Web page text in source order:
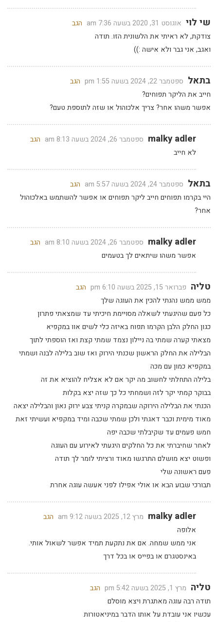
שי לוי אוגוסט 31, 2020 בשעה 7:36 am
הגב
צודקת, לא ראיתי את הלשונית הזו. תודה
ואגב, אני גבר ולא אישה :))
בתאל ספטמבר 22, 2024 בשעה 1:55 pm
הגב
חייב את הליקר תפוחים?
אפשר משהו אחר? צריך אלכוהול או שזה לתוספת טעם?
malky adler ספטמבר 26, 2024 בשעה 8:13 am
הגב
לא חייב
בתאל ספטמבר 24, 2024 בשעה 5:57 am
הגב
היי בקרמו תפוחים חייב ליקר תפוחים או אפשר להשתמש באלכוהול
אחר?
malky adler ספטמבר 26, 2024 בשעה 8:10 am
הגב
אפשר משהו שיתאים לך בטעמים
טליה פברואר 15, 2025 בשעה 6:10 pm
הגב
ממש ממש נהנתי להכין את העוגה שלך
כל פעם שהיגעתי לשאלה מסויימת חיכיתי עד שמצאתי פתרון
כגון החלק הלבן הקרמו תפוח באיזה כלי לשים אוו במקפיא
מצאתי קערה שמתי בה ניילון נצמד שמתי קצת ואז הוספתי לתוך
הבלילה את החלק הראשון שכנתי הירוק ואז שוב בלילה לבנה ושמתי
במקפיא כמון עם מכה
בלילה התחלתי לחשוב מה יקר אם לא אצליח להוציא את זה
בבוקר קמתי יקר לזה ושמחתי כל כך שזה יצא בקלות
הכנתי את הבלילה הירוקה שבמקרה קניתי צבע ירוק נאון והבלילה יצאה
מאוד מימית וכבר דאגתי ולכן שמתי שכבה ומיד במקפיא ועשיתי זאת
חמש פעמים עד שקיבלתי שכבה יפה
לאחר שחיברתי את כל החלקים היגעתי לאירוע עם העוגה
ופשוט יצא מושלם התרגשו מאוד ורציתי לומר לך תודה
פעם ראשונה שלי
תבורכי שבוע הבא או אולי אפילו לפני אעשה עוגה אחרת
malky adler מרץ 12, 2025 בשעה 9:12 am
הגב
אלופה
אני ממש שמחה. אם את נתקעת תמיד אפשר לשאול אותי.
באינסטגרם או בפייס או בכל דרך
טליה מרץ 1, 2025 בשעה 5:42 pm
הגב
תודה רבה עוגה מאתגרת ויצא מוסלם
עכשיו אני עובדת על אותו הדבר במיניאטורות